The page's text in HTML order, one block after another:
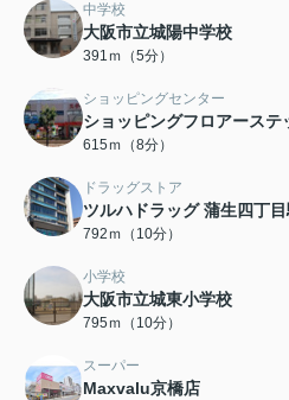
中学校
大阪市立城陽中学校
391ｍ（5分）
ショッピングセンター
ショッピングフロアーステ
615ｍ（8分）
ドラッグストア
ツルハドラッグ 蒲生四丁
792ｍ（10分）
小学校
大阪市立城東小学校
795ｍ（10分）
スーパー
Maxvalu京橋店